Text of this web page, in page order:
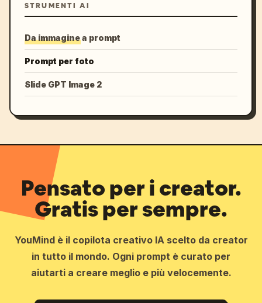
STRUMENTI AI
Da immagine a prompt
Prompt per foto
Slide GPT Image 2
Pensato per i creator.
Gratis per sempre.
YouMind è il copilota creativo IA scelto da creator
in tutto il mondo. Ogni prompt è curato per
aiutarti a creare meglio e più velocemente.